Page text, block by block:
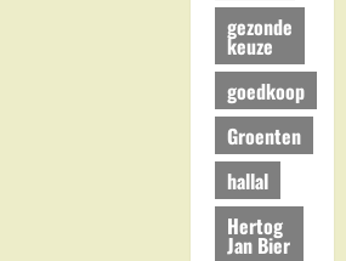
gezonde
keuze
goedkoop
Groenten
hallal
Hertog
Jan Bier